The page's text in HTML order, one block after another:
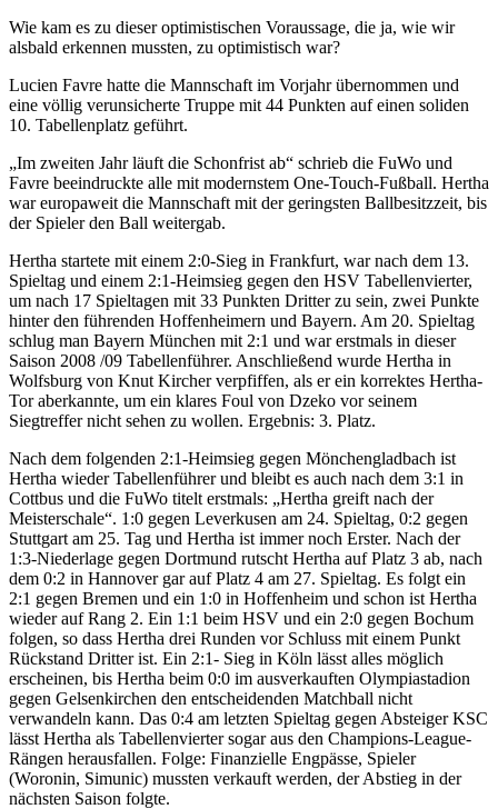
Wie kam es zu dieser optimistischen Voraussage, die ja, wie wir
alsbald erkennen mussten, zu optimistisch war?
Lucien Favre hatte die Mannschaft im Vorjahr übernommen und
eine völlig verunsicherte Truppe mit 44 Punkten auf einen soliden
10. Tabellenplatz geführt.
„Im zweiten Jahr läuft die Schonfrist ab“ schrieb die FuWo und
Favre beeindruckte alle mit modernstem One-Touch-Fußball. Hertha
war europaweit die Mannschaft mit der geringsten Ballbesitzzeit, bis
der Spieler den Ball weitergab.
Hertha startete mit einem 2:0-Sieg in Frankfurt, war nach dem 13.
Spieltag und einem 2:1-Heimsieg gegen den HSV Tabellenvierter,
um nach 17 Spieltagen mit 33 Punkten Dritter zu sein, zwei Punkte
hinter den führenden Hoffenheimern und Bayern. Am 20. Spieltag
schlug man Bayern München mit 2:1 und war erstmals in dieser
Saison 2008 /09 Tabellenführer. Anschließend wurde Hertha in
Wolfsburg von Knut Kircher verpfiffen, als er ein korrektes Hertha-
Tor aberkannte, um ein klares Foul von Dzeko vor seinem
Siegtreffer nicht sehen zu wollen. Ergebnis: 3. Platz.
Nach dem folgenden 2:1-Heimsieg gegen Mönchengladbach ist
Hertha wieder Tabellenführer und bleibt es auch nach dem 3:1 in
Cottbus und die FuWo titelt erstmals: „Hertha greift nach der
Meisterschale“. 1:0 gegen Leverkusen am 24. Spieltag, 0:2 gegen
Stuttgart am 25. Tag und Hertha ist immer noch Erster. Nach der
1:3-Niederlage gegen Dortmund rutscht Hertha auf Platz 3 ab, nach
dem 0:2 in Hannover gar auf Platz 4 am 27. Spieltag. Es folgt ein
2:1 gegen Bremen und ein 1:0 in Hoffenheim und schon ist Hertha
wieder auf Rang 2. Ein 1:1 beim HSV und ein 2:0 gegen Bochum
folgen, so dass Hertha drei Runden vor Schluss mit einem Punkt
Rückstand Dritter ist. Ein 2:1- Sieg in Köln lässt alles möglich
erscheinen, bis Hertha beim 0:0 im ausverkauften Olympiastadion
gegen Gelsenkirchen den entscheidenden Matchball nicht
verwandeln kann. Das 0:4 am letzten Spieltag gegen Absteiger KSC
lässt Hertha als Tabellenvierter sogar aus den Champions-League-
Rängen herausfallen. Folge: Finanzielle Engpässe, Spieler
(Woronin, Simunic) mussten verkauft werden, der Abstieg in der
nächsten Saison folgte.